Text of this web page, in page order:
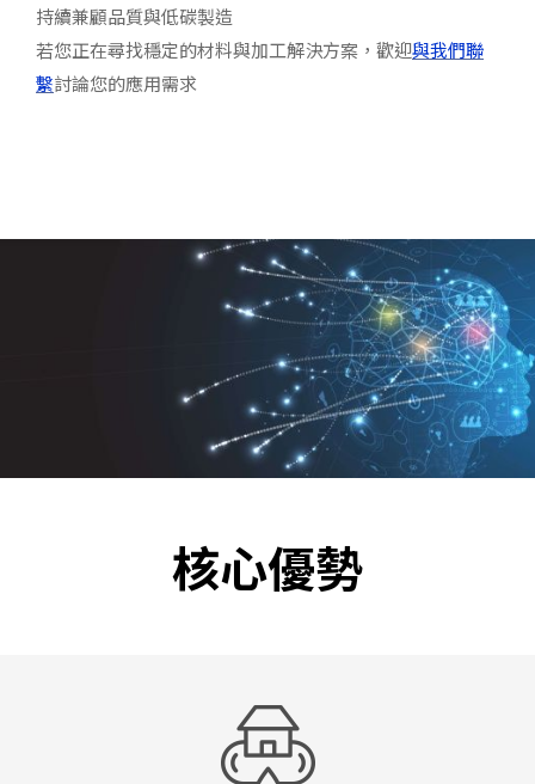
持續兼顧品質與低碳製造
若您正在尋找穩定的材料與加工解決方案，歡迎與我們聯
繫討論您的應用需求
核心優勢